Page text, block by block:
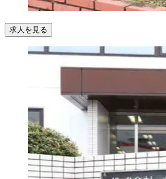
求人を見る